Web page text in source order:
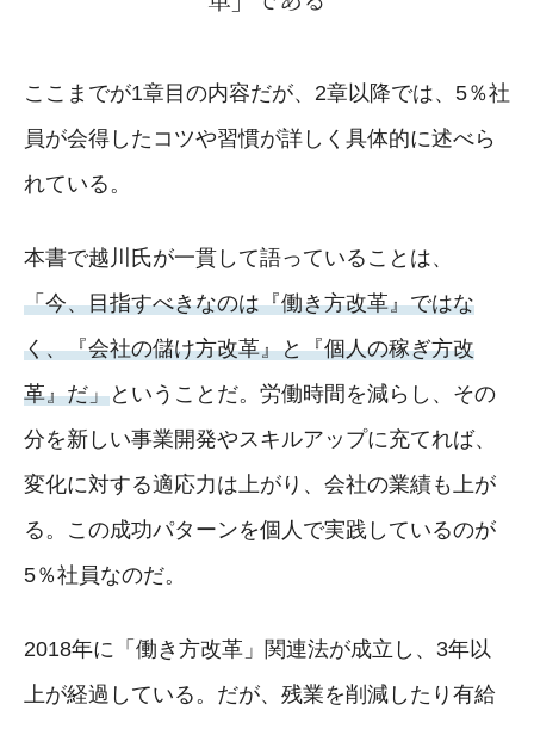
ここまでが1章目の内容だが、2章以降では、5％社
員が会得したコツや習慣が詳しく具体的に述べら
れている。
本書で越川氏が一貫して語っていることは、
「今、目指すべきなのは『働き方改革』ではな
く、『会社の儲け方改革』と『個人の稼ぎ方改
革』だ」ということだ。労働時間を減らし、その
分を新しい事業開発やスキルアップに充てれば、
変化に対する適応力は上がり、会社の業績も上が
る。この成功パターンを個人で実践しているのが
5％社員なのだ。
2018年に「働き方改革」関連法が成立し、3年以
上が経過している。だが、残業を削減したり有給